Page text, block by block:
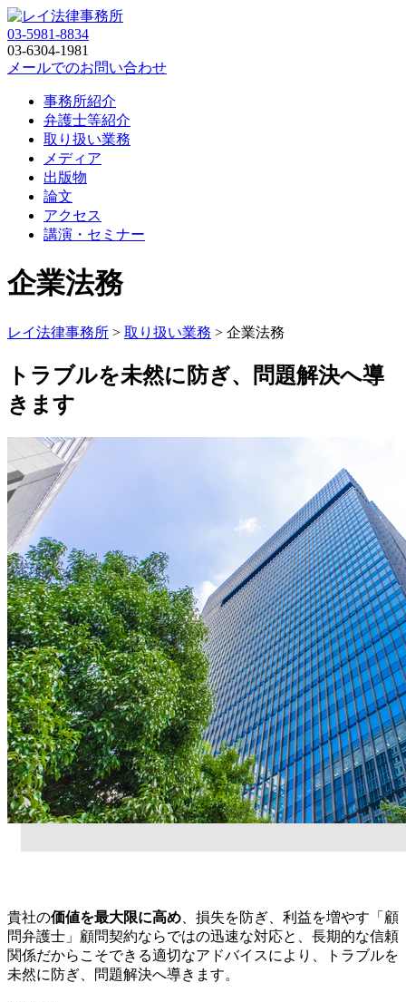
03-5981-8834
03-6304-1981
メールでのお問い合わせ
事務所紹介
弁護士等紹介
取り扱い業務
メディア
出版物
論文
アクセス
講演・セミナー
企業法務
レイ法律事務所 > 取り扱い業務 > 企業法務
トラブルを未然に防ぎ、問題解決へ導
きます
貴社の価値を最大限に高め 、損失を防ぎ、利益を増やす「顧
問弁護士」顧問契約ならではの迅速な対応と、長期的な信頼
関係だからこそできる適切なアドバイスにより、トラブルを
未然に防ぎ、問題解決へ導きます。